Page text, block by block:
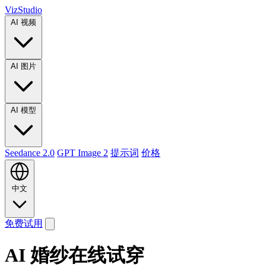
VizStudio
Seedance 2.0 GPT Image 2 提示词 价格
中文
免费试用
AI 婚纱在线试穿